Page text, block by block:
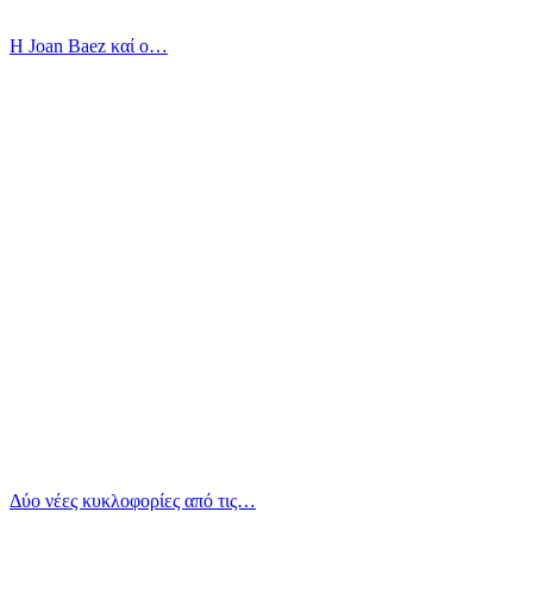
Η Joan Baez καί ο…
Δύο νέες κυκλοφορίες από τις…